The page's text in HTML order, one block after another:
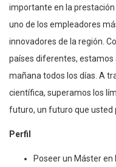
importante en la
uno de los empleadores
innovadores de la región.
países diferentes, estamos
mañana todos los días. A
científica, superamos los
futuro, un futuro que usted
Perfil
Poseer un Máster en